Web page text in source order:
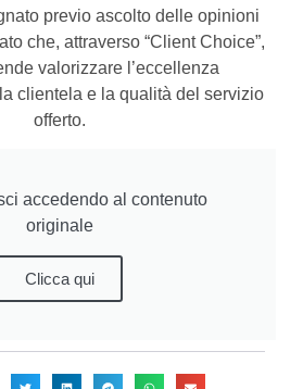
previo ascolto delle opinioni
che, attraverso “Client Choice”,
valorizzare l’eccellenza
clientela e la qualità del servizio
offerto.
accedendo al contenuto
originale
Clicca qui